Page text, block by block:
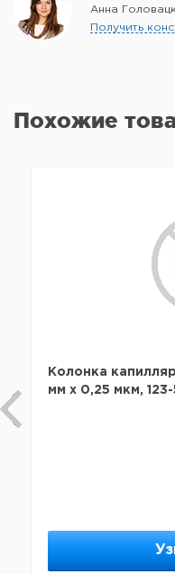
Анна
Получить
Похожие
Колонка
мм х 0,25 мкм, 123-